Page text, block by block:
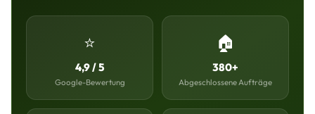
⭐
4,9 / 5
Google-Bewertung
🏠
380+
Abgeschlossene Aufträge